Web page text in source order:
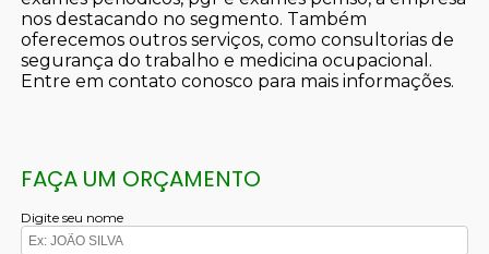
nos destacando no segmento. Também
oferecemos outros serviços, como consultorias de
segurança do trabalho e medicina ocupacional.
Entre em contato conosco para mais informações.
FAÇA UM ORÇAMENTO
Digite seu nome